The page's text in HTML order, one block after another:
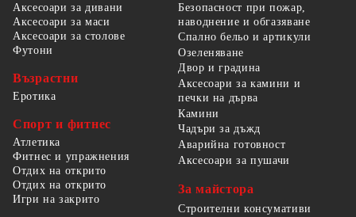
Аксесоари за дивани
Аксесоари за маси
Аксесоари за столове
Футони
Възрастни
Еротика
Спорт и фитнес
Атлетика
Фитнес и упражнения
Отдих на открито
Отдих на открито
Игри на закрито
Безопасност при пожар,
наводнение и обгазяване
Спално бельо и артикули
Озеленяване
Двор и градина
Аксесоари за камини и
печки на дърва
Камини
Чадъри за дъжд
Аварийна готовност
Аксесоари за пушачи
За майстора
Строителни консумативи